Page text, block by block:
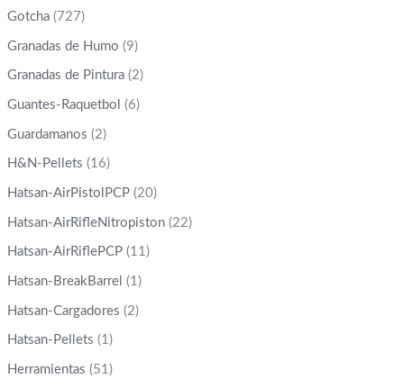
Gotcha (727)
Granadas de Humo (9)
Granadas de Pintura (2)
Guantes-Raquetbol (6)
Guardamanos (2)
H&N-Pellets (16)
Hatsan-AirPistolPCP (20)
Hatsan-AirRifleNitropiston (22)
Hatsan-AirRiflePCP (11)
Hatsan-BreakBarrel (1)
Hatsan-Cargadores (2)
Hatsan-Pellets (1)
Herramientas (51)